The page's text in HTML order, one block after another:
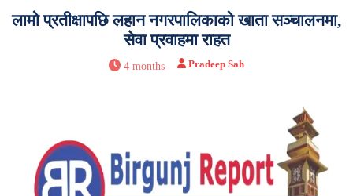
लामो प्रतीक्षापछि लहान नगरपालिकाको खाता सञ्चालनमा,
सेवा प्रवाहमा राहत
4 months Pradeep Sah